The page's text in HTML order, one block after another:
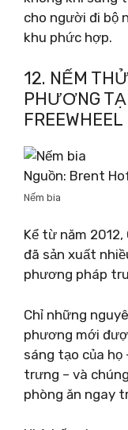
cho người đi bộ
khu phức hợp.
12. NẾM
PHƯƠNG
FREEWHEEL
Nguồn: Brent
Nếm bia
Kể từ năm
đã sản xuất
phương pháp
Chỉ những
phương mới
sáng tạo của họ
trưng – và
phòng ăn ngay